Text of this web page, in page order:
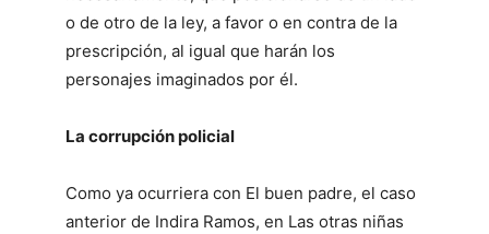
o de otro de la ley, a favor o en contra de la
prescripción, al igual que harán los
personajes imaginados por él.
La corrupción policial
Como ya ocurriera con El buen padre, el caso
anterior de Indira Ramos, en Las otras niñas